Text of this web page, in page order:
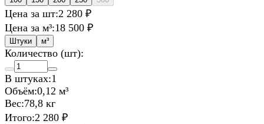
Цена за шт:2 280 ₽
Цена за м³:18 500 ₽
Штуки м³
Количество (шт):
В штуках:1
Объём:0,12 м³
Вес:78,8 кг
Итого:2 280 ₽